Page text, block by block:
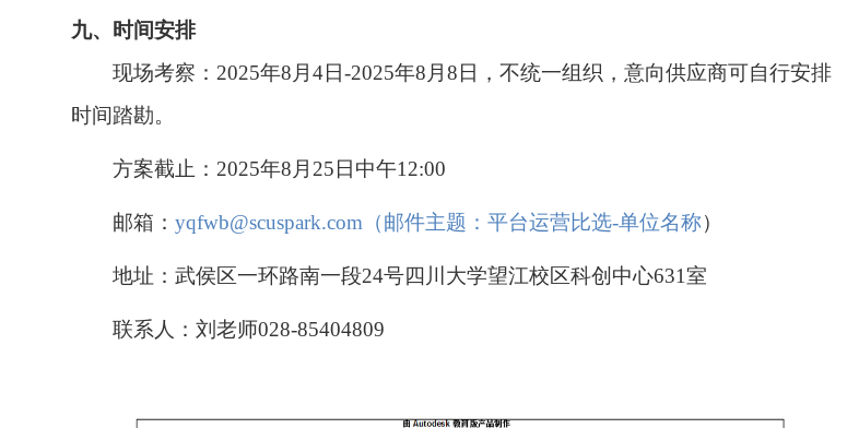
九、时间安排
现场考察：2025年8月4日-2025年8月8日，不统一组织，意向供应商可自行安排
时间踏勘。
方案截止：2025年8月25日 中午12:00
邮箱： yqfwb@scuspark.com（邮件主题：平台运营比选-单位名称）
地址：武侯区一环路南一段24号四川大学望江校区科创中心631室
联系人：刘老师028-85404809